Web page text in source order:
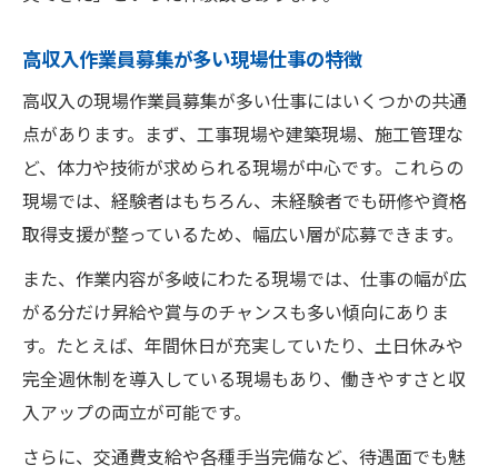
高収入作業員募集が多い現場仕事の特徴
高収入の現場作業員募集が多い仕事にはいくつかの共通
点があります。まず、工事現場や建築現場、施工管理な
ど、体力や技術が求められる現場が中心です。これらの
現場では、経験者はもちろん、未経験者でも研修や資格
取得支援が整っているため、幅広い層が応募できます。
また、作業内容が多岐にわたる現場では、仕事の幅が広
がる分だけ昇給や賞与のチャンスも多い傾向にありま
す。たとえば、年間休日が充実していたり、土日休みや
完全週休制を導入している現場もあり、働きやすさと収
入アップの両立が可能です。
さらに、交通費支給や各種手当完備など、待遇面でも魅